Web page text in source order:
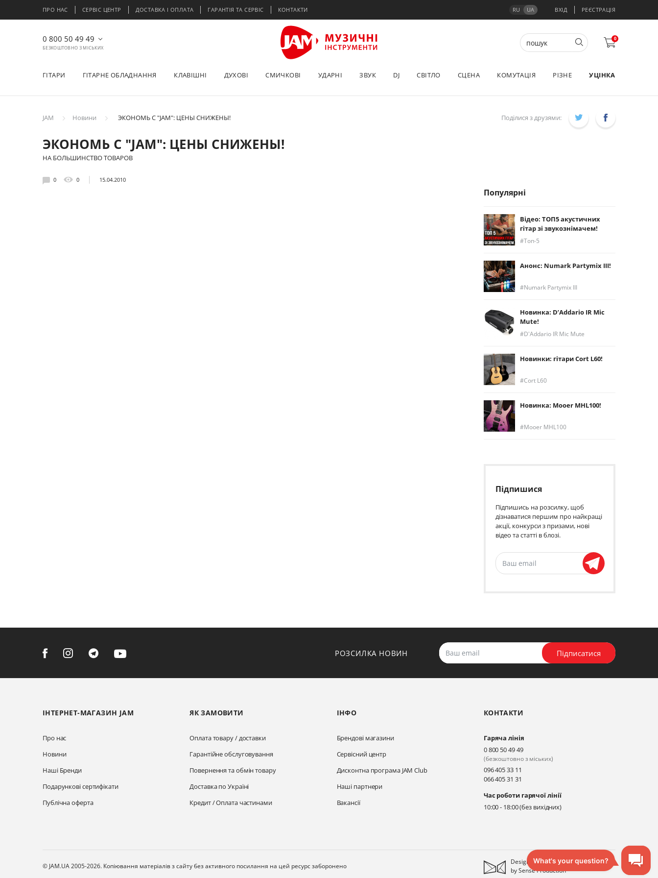
ПРО НАС СЕРВІС ЦЕНТР ДОСТАВКА І ОПЛАТА ГАРАНТІЯ ТА СЕРВІС КОНТАКТИ RU UA ВХІД РЕЄСТРАЦІЯ
0 800 50 49 49
БЕЗКОШТОВНО З МІСЬКИХ
0
ГІТАРИ ГІТАРНЕ ОБЛАДНАННЯ КЛАВІШНІ ДУХОВІ СМИЧКОВІ УДАРНІ ЗВУК DJ СВІТЛО СЦЕНА КОМУТАЦІЯ РІЗНЕ УЦІНКА
JAM Новини ЭКОНОМЬ С "JAM": ЦЕНЫ СНИЖЕНЫ!
ЭКОНОМЬ С "JAM": ЦЕНЫ СНИЖЕНЫ!
НА БОЛЬШИНСТВО ТОВАРОВ
0 0 15.04.2010
Поділися з друзями:
Популярні
Відео: ТОП5 акустичних
гітар зі звукознімачем!
Топ-5
Анонс: Numark Partymix III!
Numark Partymix III
Новинка: D’Addario IR Mic
Mute!
D'Addario IR Mic Mute
Новинки: гітари Cort L60!
Cort L60
Новинка: Mooer MHL100!
Mooer MHL100
Підпишися
Підпишись на розсилку, щоб
дізнаватися першим про найкращі
акції, конкурси з призами, нові
відео та статті в блозі.
РОЗСИЛКА НОВИН Підписатися
ІНТЕРНЕТ-МАГАЗИН JAM
Про нас
Новини
Наші Бренди
Подарункові сертифікати
Публічна оферта
ЯК ЗАМОВИТИ
Оплата товару / доставки
Гарантійне обслуговування
Повернення та обмін товару
Доставка по Україні
Кредит / Оплата частинами
ІНФО
Брендові магазини
Сервісний центр
Дисконтна програма JAM Club
Наші партнери
Вакансії
КОНТАКТИ
Гаряча лінія
0 800 50 49 49
(безкоштовно з міських)
096 405 33 11
066 405 31 31
Час роботи гарячої лінії
10:00 - 18:00 (без вихідних)
© JAM.UA 2005-2026. Копіювання матеріалів з сайту без активного посилання на цей ресурс заборонено
Designed
bySense Production